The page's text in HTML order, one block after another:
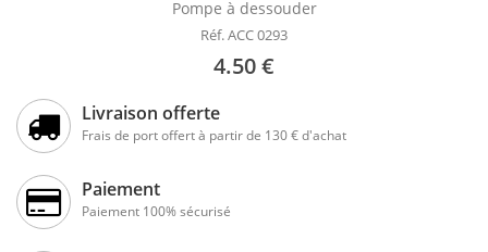
Pompe à dessouder
Réf. ACC 0293
4.50 €
Livraison offerte
Frais de port offert à partir de 130 € d'achat
Paiement
Paiement 100% sécurisé